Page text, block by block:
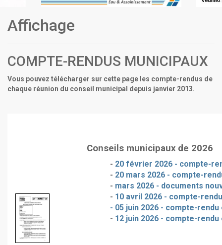
Affichage
COMPTE-RENDUS MUNICIPAUX
Vous pouvez télécharger sur cette page les compte-rendus de
chaque réunion du conseil municipal depuis janvier 2013.
Conseils municipaux de 2026
- 20 février 2026 - compte-
- 20 mars 2026 - compte-
- mars 2026 - documents
- 10 avril 2026 - compte-
- 05 juin 2026 - compte-
- 12 juin 2026 - compte-